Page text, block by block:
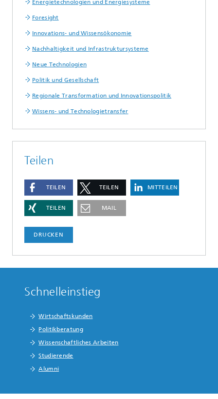
Energietechnologien und Energiesysteme
Foresight
Innovations- und Wissensökonomie
Nachhaltigkeit und Infrastruktursysteme
Neue Technologien
Politik und Gesellschaft
Regionale Transformation und Innovationspolitik
Wissens- und Technologietransfer
Teilen
TEILEN TEILEN MITTEILEN
TEILEN MAIL
DRUCKEN
Schnelleinstieg
Wirtschaftskunden
Politikberatung
Wissenschaftliches Arbeiten
Studierende
Alumni